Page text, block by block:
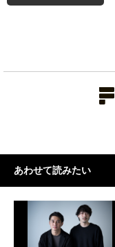
あわせて読みたい